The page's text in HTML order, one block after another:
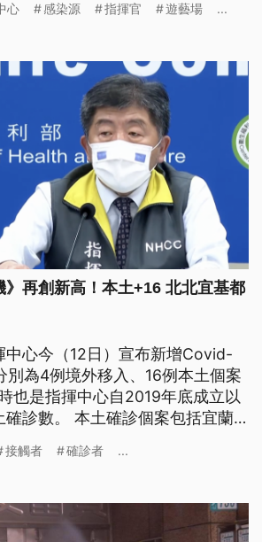
新冠肺炎疫情拉警報，再新增16
聚增加3人，為案1216、30多歲
樂遊
心 感染源 指揮官 遊藝場 ...
》再創新高！本土+16 北北宜基都
中心今（12日）宣布新增Covid-
別為4例境外移入、16例本土個案
也是指揮中心自2019年底成立以
確診數。 本土確診個案包括宜蘭
基隆長庚確診1例，台北市萬華區
表示，現在已經確認兩起群聚感
接觸者 確診者 ...